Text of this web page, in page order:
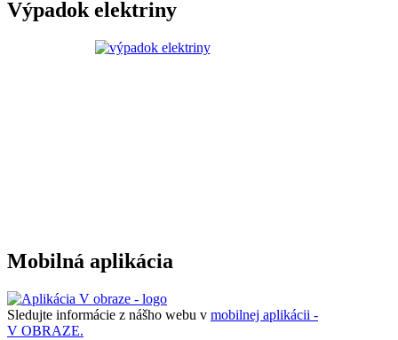
Výpadok elektriny
Mobilná aplikácia
Sledujte informácie z nášho webu v mobilnej aplikácii -
V OBRAZE.